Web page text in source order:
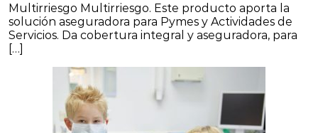
Multirriesgo Multirriesgo. Este producto aporta la
solución aseguradora para Pymes y Actividades de
Servicios. Da cobertura integral y aseguradora, para
[…]